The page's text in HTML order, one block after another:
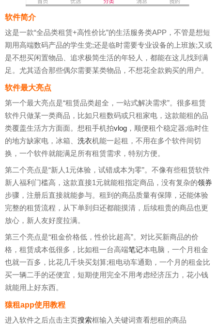
软件简介
这是一款“全品类租赁+高性价比”的生活服务类APP，不管是想短
期用高端数码产品的学生党;还是临时需要专业设备的上班族;又或
是不想买闲置物品、追求极简生活的年轻人，都能在这儿找到满
足。尤其适合那些偶尔需要某类物品，不想花全款购买的用户。
软件最大亮点
第一个最大亮点是“租赁品类超全，一站式解决需求”。很多租赁
软件只做某一类商品，比如只租数码或只租家电，这款能租的品
类覆盖生活方方面面。想租手机拍vlog ，顺便租个稳定器;临时住
的地方缺家电，冰箱、 洗衣机能一起租，不用在多个软件间切
换，一个软件就能满足所有租赁需求，特别方便。
第二个亮点是“新人1元体验，试错成本为零”。不像有些租赁软件
新人福利门槛高，这款直接1元就能租指定商品，没有复杂的领券
步骤，注册后直接就能参与。租到的商品质量有保障，还能体验
完整的租赁流程，从下单到归还都能摸清，后续租贵的商品也更
放心，新人友好度拉满。
第三个亮点是“租金价格低，性价比超高”。对比买新商品的价
格，租赁成本低很多，比如租一台高端笔记本电脑，一个月租金
也就一百多，比花几千块买划算;租电动车通勤，一个月的租金比
买一辆二手的还便宜，短期使用完全不用考虑经济压力，花小钱
就能用上好东西。
猿租app使用教程
进入软件之后点击主页搜索框输入关键词查看想租的商品